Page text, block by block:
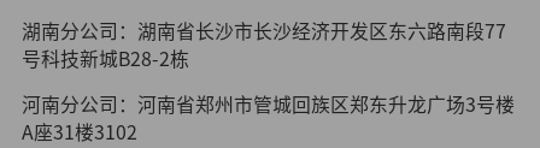
湖南分公司：湖南省长沙市长沙经济开发区东六路南段77
号科技新城B28-2栋
河南分公司：河南省郑州市管城回族区郑东升龙广场3号楼
A座31楼3102